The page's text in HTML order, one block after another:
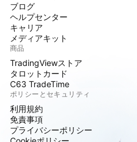
ブログ
ヘルプセンター
キャリア
メディアキット
商品
TradingViewストア
タロットカード
C63 TradeTime
ポリシーとセキュリティ
利用規約
免責事項
プライバシーポリシー